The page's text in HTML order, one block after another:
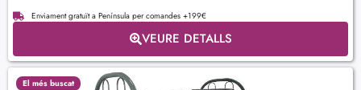
Enviament gratuït a Península per comandes +199€
VEURE DETALLS
El més buscat